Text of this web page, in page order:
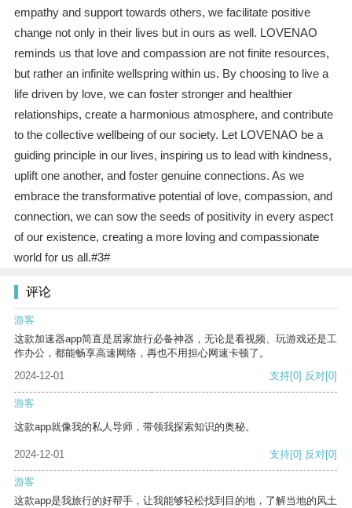
empathy and support towards others, we facilitate positive
change not only in their lives but in ours as well. LOVENAO
reminds us that love and compassion are not finite resources,
but rather an infinite wellspring within us. By choosing to live a
life driven by love, we can foster stronger and healthier
relationships, create a harmonious atmosphere, and contribute
to the collective wellbeing of our society. Let LOVENAO be a
guiding principle in our lives, inspiring us to lead with kindness,
uplift one another, and foster genuine connections. As we
embrace the transformative potential of love, compassion, and
connection, we can sow the seeds of positivity in every aspect
of our existence, creating a more loving and compassionate
world for us all.#3#
评论
游客
这款加速器app简直是居家旅行必备神器，无论是看视频、玩游戏还是工
作办公，都能畅享高速网络，再也不用担心网速卡顿了。
2024-12-01
支持[0] 反对[0]
游客
这款app就像我的私人导师，带领我探索知识的奥秘。
2024-12-01 支持[0] 反对[0]
游客
这款app是我旅行的好帮手，让我能够轻松找到目的地，了解当地的风土